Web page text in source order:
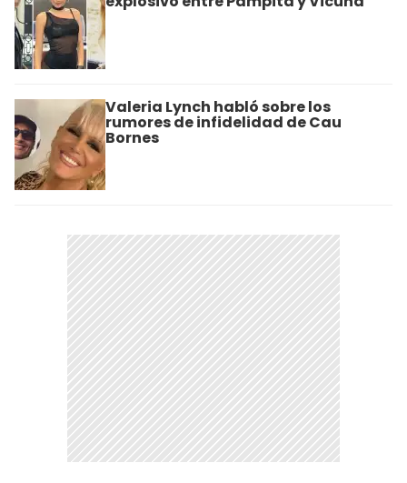
Valeria Lynch habló sobre los
rumores de infidelidad de Cau
Bornes